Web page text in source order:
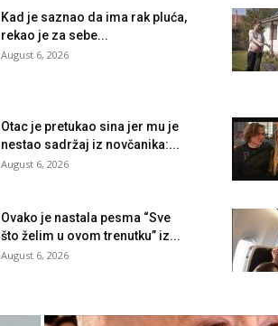
Kad je saznao da ima rak pluća,
rekao je za sebe...
August 6, 2026
Otac je pretukao sina jer mu je
nestao sadržaj iz novčanika:...
August 6, 2026
Ovako je nastala pesma “Sve
što želim u ovom trenutku” iz...
August 6, 2026